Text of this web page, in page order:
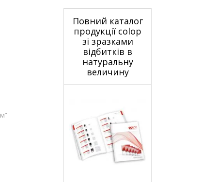
Повний каталог
продукції colop
зі зразками
відбитків в
натуральну
величину